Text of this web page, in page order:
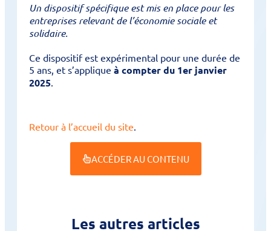
Un dispositif spécifique est mis en place pour les
entreprises relevant de l’économie sociale et
solidaire.
Ce dispositif est expérimental pour une durée de
5 ans, et s’applique à compter du 1er janvier
2025
Retour à l’accueil du site
ACCÉDER AU CONTENU
Les autres articles